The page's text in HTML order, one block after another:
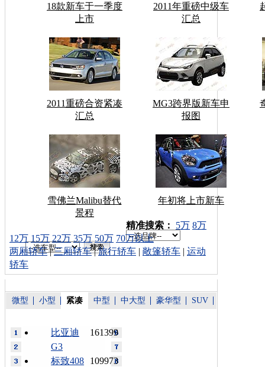
18款新车于一季度
上市
2011年重磅中级车
汇总
2011重磅合资紧凑
汇总
MG3跨界版新车申
报图
雪佛兰Malibu替代
景程
年初将上市新车
车型搜索：
精准搜索： 5万 8万
12万 15万 22万 35万 50万 70万以上
两厢轿车|三厢轿车|旅行轿车 | 敞篷轿车 | 运动
轿车
微型 小型 紧凑 中型 中大型 豪华型 SUV
161399
比亚迪
G3
109973
标致408